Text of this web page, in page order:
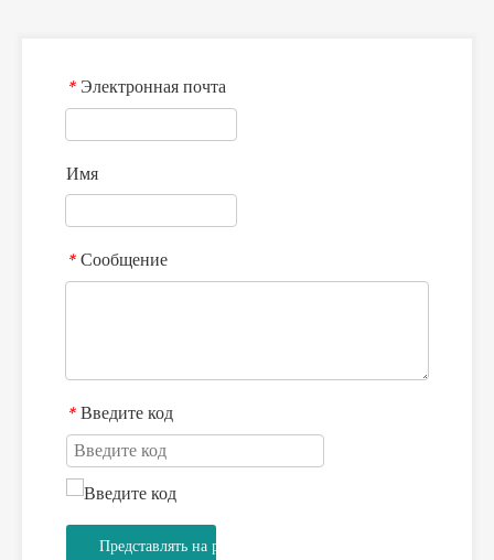
* Электронная почта
Имя
* Сообщение
* Введите код
Представлять на рассмотрение